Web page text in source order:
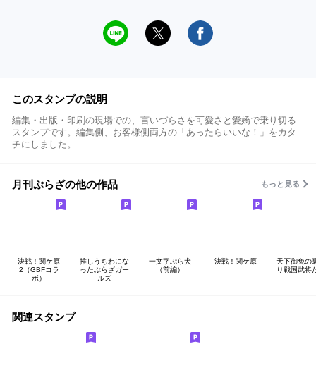
このスタンプの説明
編集・出版・印刷の現場での、言いづらさを可愛さと愛嬌で乗り切る
スタンプです。編集側、お客様側両方の「あったらいいな！」をカタ
チにしました。
月刊ぷらざの他の作品 もっと見る
決戦！関ケ原
2（GBFコラ
ボ）
推しうちわにな
ったぷらざガー
ルズ
一文字ぷら犬
（前編）
決戦！関ケ原
天下御免の
り戦国武将
関連スタンプ